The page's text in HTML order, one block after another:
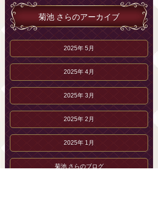
菊池 さらのアーカイブ
2025年 5月
2025年 4月
2025年 3月
2025年 2月
2025年 1月
菊池 さらのブログ